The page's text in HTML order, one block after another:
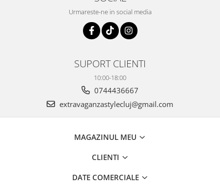
Urmareste-ne in social media
SUPORT CLIENTI
10:00-18:00
0744436667
extravaganzastylecluj@gmail.com
MAGAZINUL MEU
CLIENTI
DATE COMERCIALE